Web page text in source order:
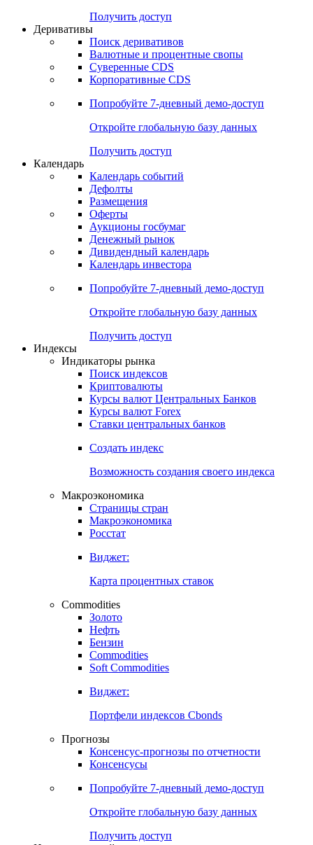
Попробуйте7-дневный
Откройте глобальную базу данных
Получить доступ
Деривативы
Валютные и процентные свопы
Корпоративные CDS
Попробуйте7-дневный
Откройте глобальную базу данных
Получить доступ
Календарь
Календарь событий
Дефолты
Размещения
Оферты
Денежный рынок
Календарь инвестора
Попробуйте7-дневный
Откройте глобальную базу данных
Получить доступ
Индикаторы рынка
Поиск индексов
Курсы валют Центральных Банков
Ставки центральных банков
Создать индекс
Возможность создания своего индекса
Страницы стран
Росстат
Виджет:
Карта процентных ставок
Commodities
Золото
Бензин
Soft Commodities
Виджет:
Портфели индексов Cbonds
Прогнозы
Консенсусы
Попробуйте7-дневный